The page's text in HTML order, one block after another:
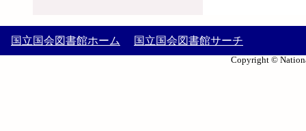
国立国会図書館ホーム 国立国会図書館サーチ
Copyright ©